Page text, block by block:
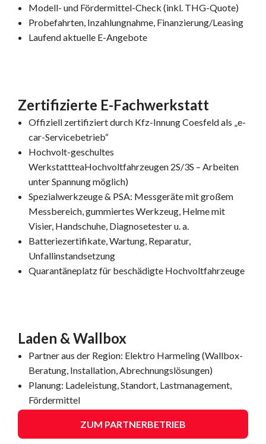
Modell- und Fördermittel-Check (inkl. THG-Quote)
Probefahrten, Inzahlungnahme, Finanzierung/Leasing
Laufend aktuelle E-Angebote
Zertifizierte E-Fachwerkstatt
Offiziell zertifiziert durch Kfz-Innung Coesfeld als „e-
car-Servicebetrieb“
Hochvolt-geschultes
WerkstattteaHochvoltfahrzeugen 2S/3S – Arbeiten
unter Spannung möglich)
Spezialwerkzeuge & PSA: Messgeräte mit großem
Messbereich, gummiertes Werkzeug, Helme mit
Visier, Handschuhe, Diagnosetester u. a.
Batteriezertifikate, Wartung, Reparatur,
Unfallinstandsetzung
Quarantäneplatz für beschädigte Hochvoltfahrzeuge
Laden & Wallbox
Partner aus der Region: Elektro Harmeling (Wallbox-
Beratung, Installation, Abrechnungslösungen)
Planung: Ladeleistung, Standort, Lastmanagement,
Fördermittel
ZUM PARTNERBETRIEB